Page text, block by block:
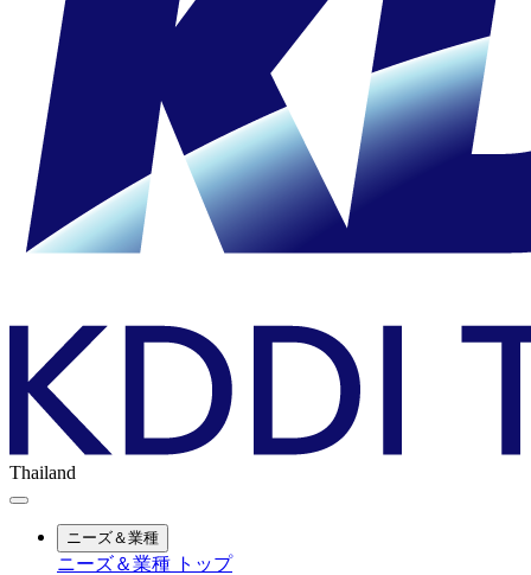
Thailand
ニーズ＆業種
ニーズ＆業種 トップ